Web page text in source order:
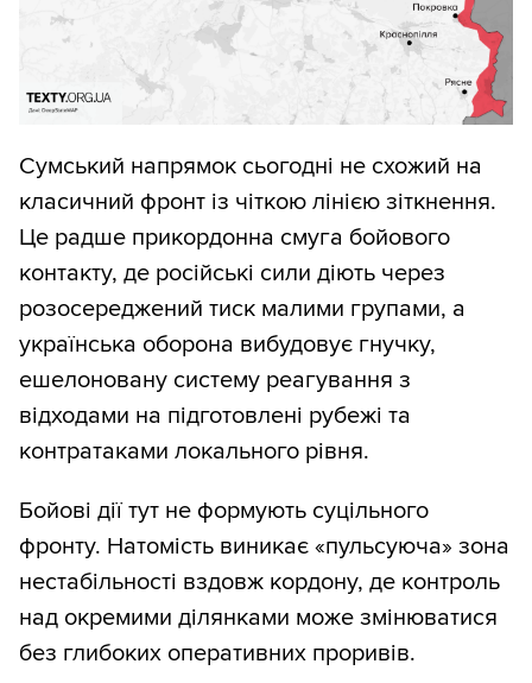
Сумський напрямок сьогодні не схожий на
класичний фронт із чіткою лінією зіткнення.
Це радше прикордонна смуга бойового
контакту, де російські сили діють через
розосереджений тиск малими групами, а
українська оборона вибудовує гнучку,
ешелоновану систему реагування з
відходами на підготовлені рубежі та
контратаками локального рівня.
Бойові дії тут не формують суцільного
фронту. Натомість виникає «пульсуюча» зона
нестабільності вздовж кордону, де контроль
над окремими ділянками може змінюватися
без глибоких оперативних проривів.